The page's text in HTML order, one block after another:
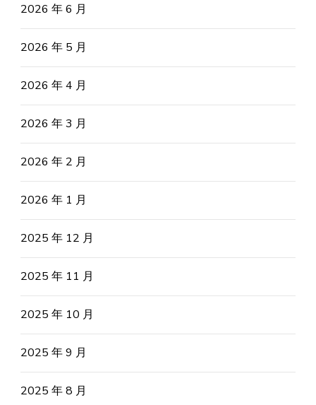
2026 年 6 月
2026 年 5 月
2026 年 4 月
2026 年 3 月
2026 年 2 月
2026 年 1 月
2025 年 12 月
2025 年 11 月
2025 年 10 月
2025 年 9 月
2025 年 8 月